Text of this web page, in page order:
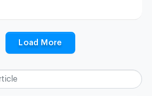
Load More